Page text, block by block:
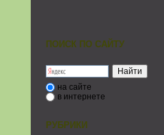
ПОИСК ПО САЙТУ
на сайте
в интернете
РУБРИКИ